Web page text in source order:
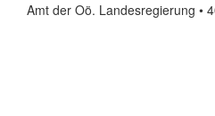
Amt der Oö. Landesregierung •